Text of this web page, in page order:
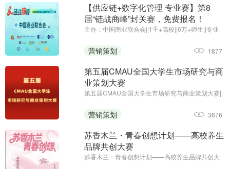
【供应链+数字化管理 专业赛】第8
届“链战商峰”封关赛，免费报名！
主办：中国商业联合会||1千+高校||6万+师生||专业
营销策划 1877
第五届CMAU全国大学生市场研究与商
业策划大赛
第五届CMAU全国大学生市场研究与商业策划大赛||
（www.cmau.org.cn）、Credamo见数
（www.credamo.com）
营销策划 3676
苏香木兰・青春创想计划——高校养生
品牌共创大赛
苏香木兰・青春创想计划——高校养生品牌共创大